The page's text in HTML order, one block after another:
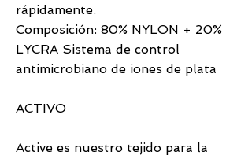
rápidamente.
Composición: 80% NYLON + 20%
LYCRA Sistema de control
antimicrobiano de iones de plata
ACTIVO
Active es nuestro tejido para la